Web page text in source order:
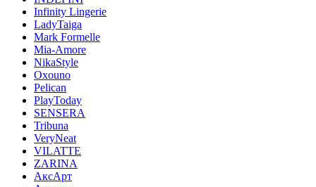
Infinity Lingerie
LadyTaiga
Mark Formelle
Mia-Amore
NikaStyle
Oxouno
Pelican
PlayToday
SENSERA
Tribuna
VeryNeat
VILATTE
ZARINA
АксАрт